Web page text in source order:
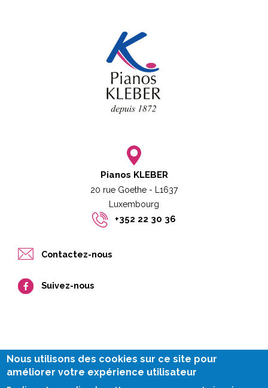
Pianos KLEBER
20 rue Goethe - L1637
Luxembourg​​
+352 22 30 36
Contactez-nous
Suivez-nous
Impressum
Nous utilisons des cookies sur ce site pour
améliorer votre expérience utilisateur